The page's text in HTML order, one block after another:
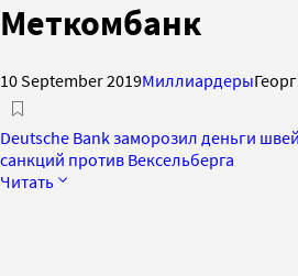
Меткомбанк
10 September 2019Миллиардеры
Deutsche Bank заморозил деньги
санкций против Вексельберга
Читать